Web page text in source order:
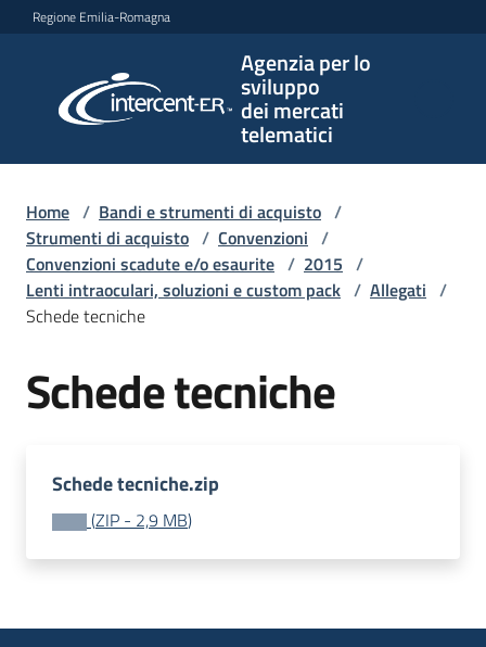
Vai al contenuto
Vai alla navigazione
Vai al footer
Regione Emilia-Romagna
Agenzia per lo
sviluppo
dei mercati
telematici
per lo
sviluppo
telematici
L'Agenzia
Bandi
acquisto
Home / Bandi e strumenti di acquisto /
Strumenti di acquisto / Convenzioni /
Convenzioni scadute e/o esaurite / 2015 /
Lenti intraoculari, soluzioni e custom pack / Allegati /
Schede tecniche
Schede tecniche
Schede tecniche.zip
(ZIP - 2,9 MB)